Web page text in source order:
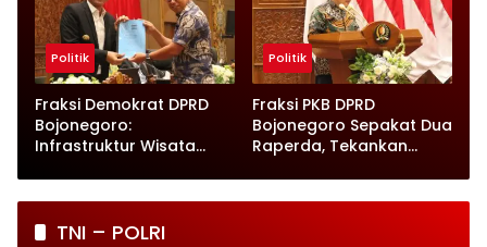
Politik
Fraksi Demokrat DPRD
Bojonegoro:
Infrastruktur Wisata
Prioritas
Politik
Fraksi PKB DPRD
Bojonegoro Sepakat Dua
Raperda, Tekankan
TNI – POLRI